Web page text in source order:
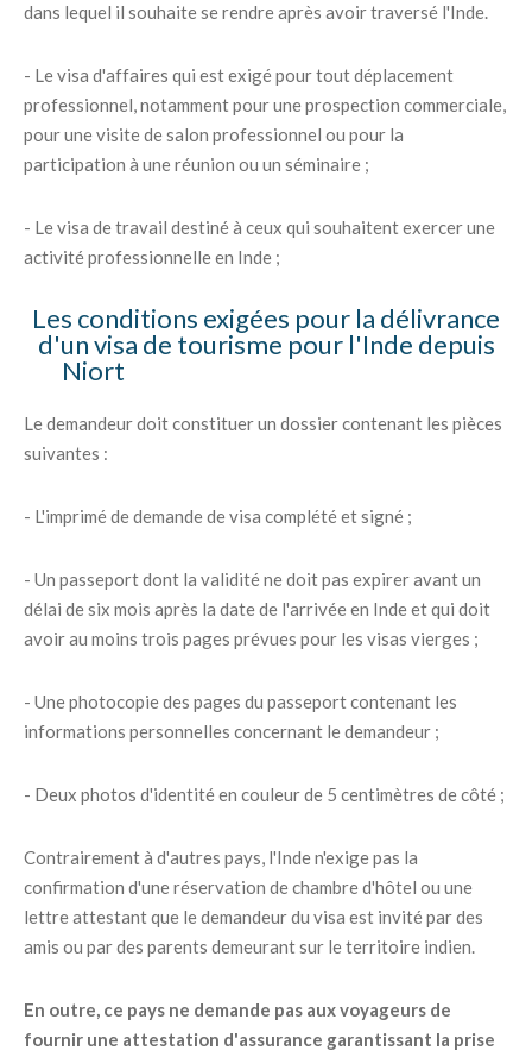
dans lequel il souhaite se rendre après avoir traversé l'Inde.
- Le visa d'affaires qui est exigé pour tout déplacement
professionnel, notamment pour une prospection commerciale,
pour une visite de salon professionnel ou pour la
participation à une réunion ou un séminaire ;
- Le visa de travail destiné à ceux qui souhaitent exercer une
activité professionnelle en Inde ;
Les conditions exigées pour la délivrance
d'un visa de tourisme pour l'Inde depuis
Niort
Le demandeur doit constituer un dossier contenant les pièces
suivantes :
- L'imprimé de demande de visa complété et signé ;
- Un passeport dont la validité ne doit pas expirer avant un
délai de six mois après la date de l'arrivée en Inde et qui doit
avoir au moins trois pages prévues pour les visas vierges ;
- Une photocopie des pages du passeport contenant les
informations personnelles concernant le demandeur ;
- Deux photos d'identité en couleur de 5 centimètres de côté ;
Contrairement à d'autres pays, l'Inde n'exige pas la
confirmation d'une réservation de chambre d'hôtel ou une
lettre attestant que le demandeur du visa est invité par des
amis ou par des parents demeurant sur le territoire indien.
En outre, ce pays ne demande pas aux voyageurs de
fournir une attestation d'assurance garantissant la prise